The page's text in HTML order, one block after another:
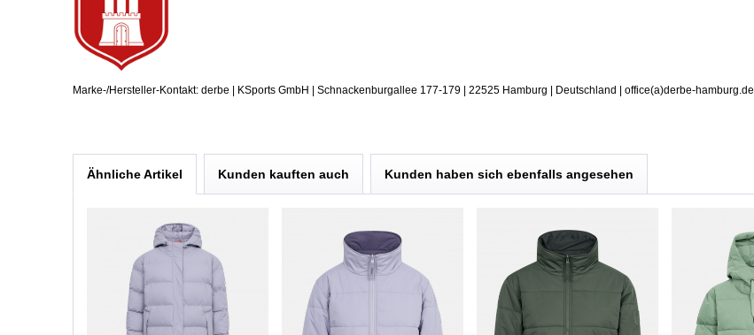
Marke-/Hersteller-Kontakt: derbe | KSports GmbH | Schnackenburgallee 177-179 | 22525 Hamburg | Deutschland | office(a)derbe-hamburg.de
Ähnliche Artikel Kunden kauften auch Kunden haben sich ebenfalls angesehen